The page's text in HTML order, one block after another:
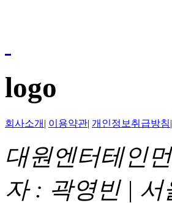
logo
회사소개 | 이용약관| 개인정보취급방침|
대원엔터테인
자 : 곽영빈 | 서